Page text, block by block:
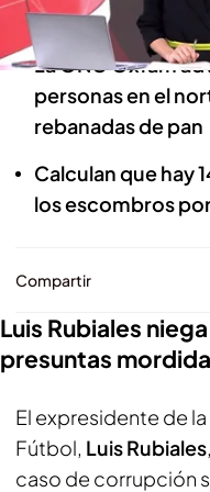
contrario
La ONG Oxfam
personas en el
rebanadas de pan
Calculan que hay
los escombros
Compartir
Luis Rubiales
presuntas
El expresidente de
Fútbol, Luis Rubiales
caso de corrupción